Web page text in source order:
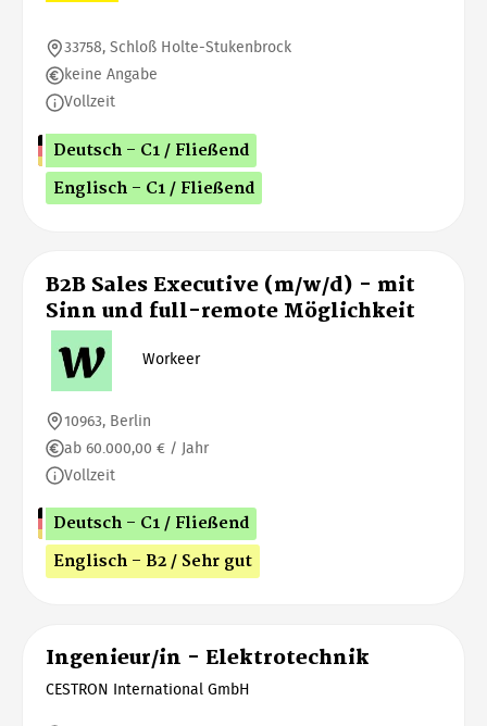
33758, Schloß Holte-Stukenbrock
keine Angabe
Vollzeit
Deutsch - C1 / Fließend
Englisch - C1 / Fließend
B2B Sales Executive (m/w/d) - mit
Sinn und full-remote Möglichkeit
Workeer
10963, Berlin
ab 60.000,00 € / Jahr
Vollzeit
Deutsch - C1 / Fließend
Englisch - B2 / Sehr gut
Ingenieur/in - Elektrotechnik
CESTRON International GmbH